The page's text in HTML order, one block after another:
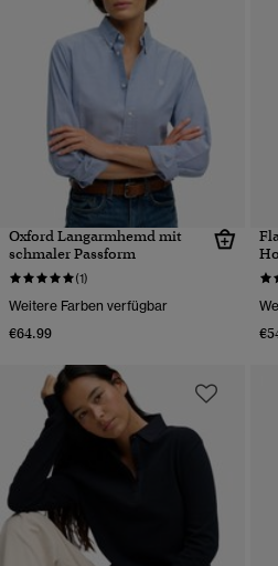
Oxford Langarmhemd mit
schmaler Passform
(1)
Weitere Farben verfügbar
€64.99